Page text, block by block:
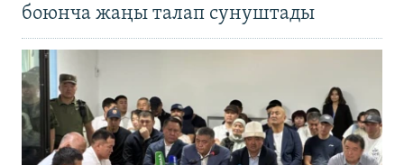
боюнча жаңы талап сунуштады